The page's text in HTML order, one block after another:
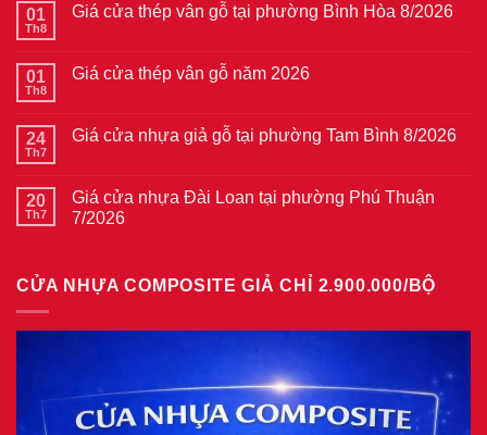
01
Th8
Giá cửa thép vân gỗ tại phường Bình Hòa 8/2026
luận
thép
vân
phường
Bình
Hòa
01
Th8
Giá cửa thép vân gỗ năm 2026
luận
thép
vân
gỗ
24
Th7
Giá cửa nhựa giả gỗ tại phường Tam Bình 8/2026
luận
ở
Giá
gỗ
20
Th7
Giá cửa nhựa Đài Loan tại phường Phú Thuận
7/2026
luận
ở
phường
Phú
Thuận
CỬA NHỰA COMPOSITE GIẢ CHỈ 2.900.000/BỘ